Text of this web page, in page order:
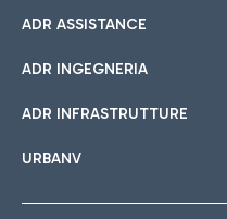
ADR ASSISTANCE
ADR INGEGNERIA
ADR INFRASTRUTTURE
URBANV